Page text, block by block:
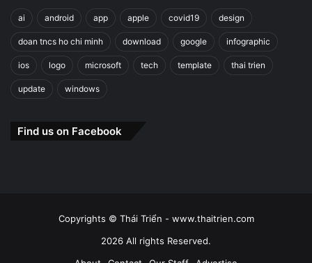
ai android app apple covid19 design
doan tncs ho chi minh download google infographic
ios logo microsoft tech template thai trien
update windows
Find us on Facebook
Copyrights © Thái Triển - www.thaitrien.com
2026 All rights Reserved.